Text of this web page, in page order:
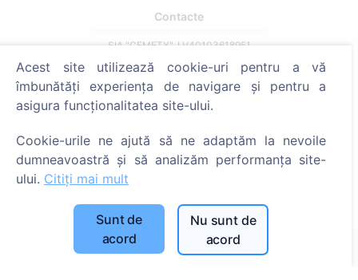
Contacte
SIA "CEMETY", LV40103618951
371 29144816
info@cemety.lv
© 2013 - 2026 Cemety Toate drepturile rezervate
Politica de confidențialitate și termeni.
Acest site utilizează cookie-uri pentru a vă
îmbunătăți experiența de navigare și pentru a
asigura funcționalitatea site-ului.
Cookie-urile ne ajută să ne adaptăm la nevoile
dumneavoastră și să analizăm performanța site-
ului. Citiți mai mult
Sunt de
acord
Nu sunt de
acord